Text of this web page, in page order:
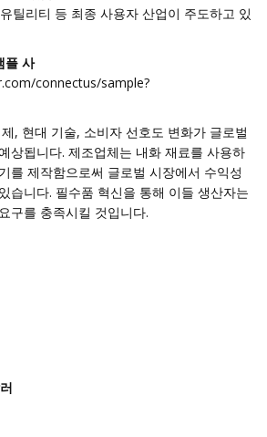
틸리티 등 최종 사용자 산업이 주도하고 있
플 사
connectus/sample?
, 현대 기술, 소비자 선호도 변화가 글로벌
상됩니다. 제조업체는 내화 재료를 사용하
를 제작함으로써 글로벌 시장에서 수익성
습니다. 필수품 혁신을 통해 이들 생산자는
구를 충족시킬 것입니다.